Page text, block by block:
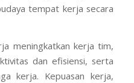
tempat kerja secara
meningkatkan kerja tim,
dan efisiensi, serta
kerja. Kepuasan kerja,